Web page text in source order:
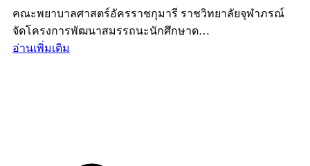
คณะพยาบาลศาสตร์อัครราชกุมารี ราชวิทยาลัยจุฬาภรณ์
จัดโครงการพัฒนาสมรรถนะนักศึกษาด…
อ่านเพิ่มเติม